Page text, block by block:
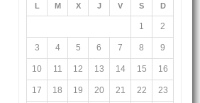
L M X J V S D
1 2
3 4 5 6 7 8 9
10 11 12 13 14 15 16
17 18 19 20 21 22 23